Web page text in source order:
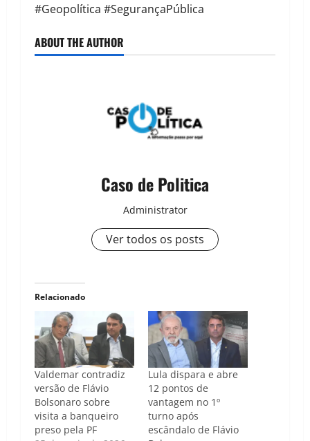
#Geopolítica #SegurançaPública
ABOUT THE AUTHOR
Caso de Politica
Administrator
Ver todos os posts
Relacionado
Valdemar contradiz
versão de Flávio
Bolsonaro sobre
visita a banqueiro
preso pela PF
Lula dispara e abre
12 pontos de
vantagem no 1º
turno após
escândalo de Flávio